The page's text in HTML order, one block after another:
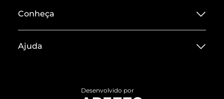
Conheça
Termos de Uso
Ajuda
Desenvolvido por